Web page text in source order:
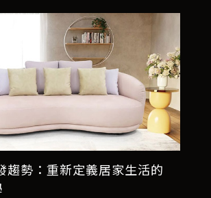
趨勢：重新定義居家生活的